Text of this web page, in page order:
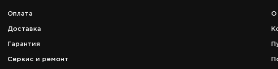
Оплата
Доставка
Гарантия
Сервис и ремонт
О